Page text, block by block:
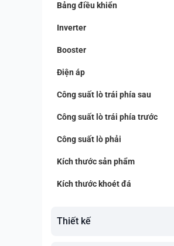
Bảng điều khiển
Inverter
Booster
Điện áp
Công suất lò trái phía sau
Công suất lò trái phía trước
Công suất lò phải
Kích thước sản phẩm
Kích thước khoét đá
Thiết kế